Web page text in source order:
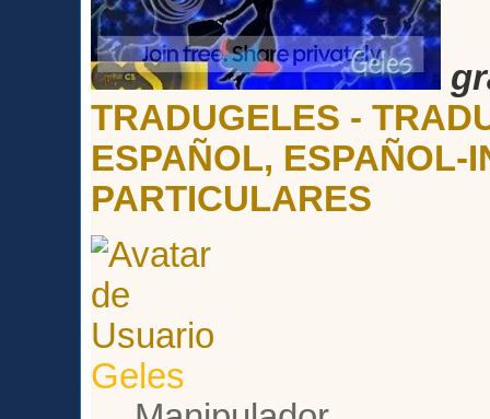
TRADUGELES -
ESPAÑOL, ESPAÑOL-
PARTICULARES
Geles